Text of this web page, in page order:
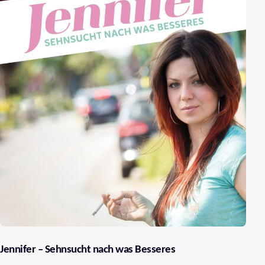
Schätzing.
Jennifer – Sehnsucht nach was Besseres